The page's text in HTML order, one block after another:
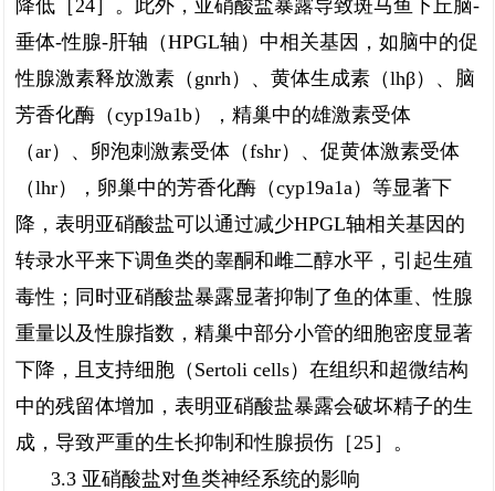
降低［24］。此外，亚硝酸盐暴露导致斑马鱼下丘脑-
垂体-性腺-肝轴（HPGL轴）中相关基因，如脑中的促
性腺激素释放激素（gnrh）、黄体生成素（lhβ）、脑
芳香化酶（cyp19a1b），精巢中的雄激素受体
（ar）、卵泡刺激素受体（fshr）、促黄体激素受体
（lhr），卵巢中的芳香化酶（cyp19a1a）等显著下
降，表明亚硝酸盐可以通过减少HPGL轴相关基因的
转录水平来下调鱼类的睾酮和雌二醇水平，引起生殖
毒性；同时亚硝酸盐暴露显著抑制了鱼的体重、性腺
重量以及性腺指数，精巢中部分小管的细胞密度显著
下降，且支持细胞（Sertoli cells）在组织和超微结构
中的残留体增加，表明亚硝酸盐暴露会破坏精子的生
成，导致严重的生长抑制和性腺损伤［25］。
3.3 亚硝酸盐对鱼类神经系统的影响